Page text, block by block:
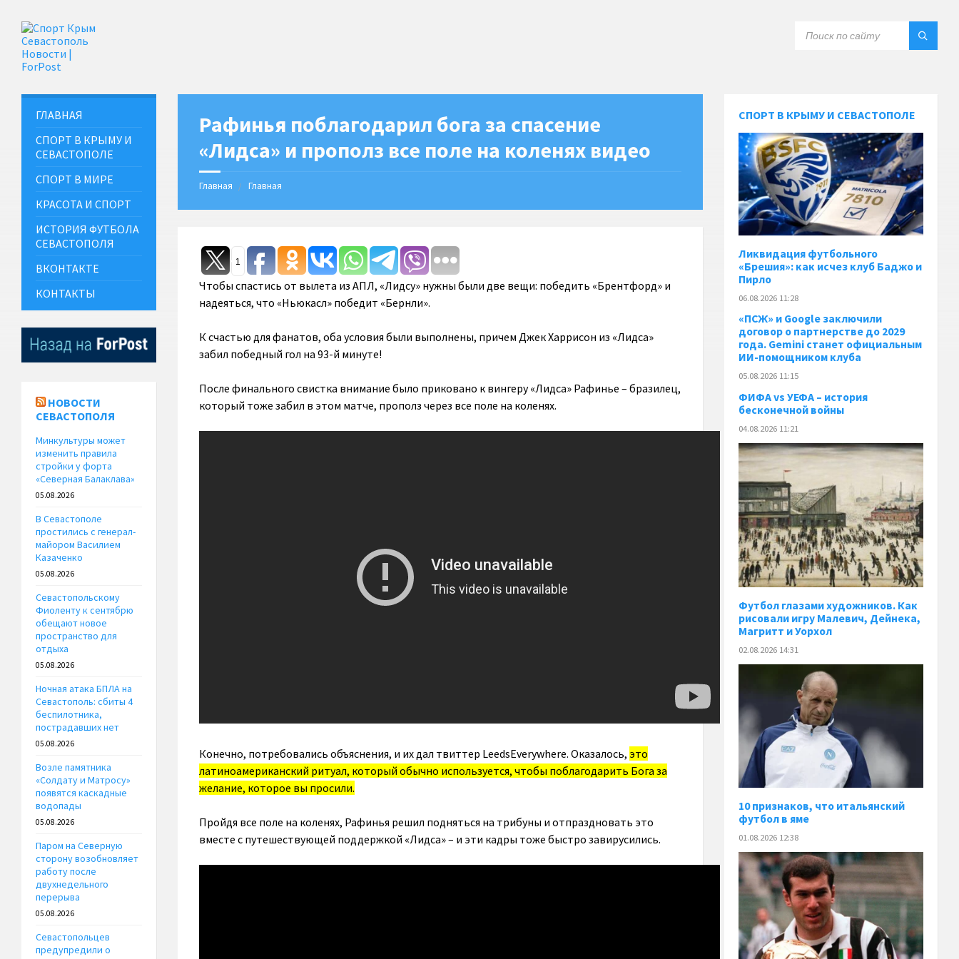
Рафинья поблагодарил бога за спасение
«Лидса» и прополз все поле на коленях видео
Главная Главная
1
Чтобы спастись от вылета из АПЛ, «Лидсу» нужны были две вещи: победить «Брентфорд» и
надеяться, что «Ньюкасл» победит «Бернли».
К счастью для фанатов, оба условия были выполнены, причем Джек Харрисон из «Лидса»
забил победный гол на 93-й минуте!
После финального свистка внимание было приковано к вингеру «Лидса» Рафинье – бразилец,
который тоже забил в этом матче, прополз через все поле на коленях.
Конечно, потребовались объяснения, и их дал твиттер LeedsEverywhere. Оказалось, это
латиноамериканский ритуал, который обычно используется, чтобы поблагодарить Бога за
желание, которое вы просили.
Пройдя все поле на коленях, Рафинья решил подняться на трибуны и отпраздновать это
вместе с путешествующей поддержкой «Лидса» – и эти кадры тоже быстро завирусились.
ГЛАВНАЯ
СПОРТ В КРЫМУ И
СЕВАСТОПОЛЕ
СПОРТ В МИРЕ
КРАСОТА И СПОРТ
ИСТОРИЯ ФУТБОЛА
СЕВАСТОПОЛЯ
ВКОНТАКТЕ
КОНТАКТЫ
НОВОСТИ
СЕВАСТОПОЛЯ
Минкультуры может
изменить правила
стройки у форта
«Северная Балаклава»
05.08.2026
В Севастополе
простились с генерал-
майором Василием
Казаченко
05.08.2026
Севастопольскому
Фиоленту к сентябрю
обещают новое
пространство для
отдыха
05.08.2026
Ночная атака БПЛА на
Севастополь: сбиты 4
беспилотника,
пострадавших нет
05.08.2026
Возле памятника
«Солдату и Матросу»
появятся каскадные
водопады
05.08.2026
Паром на Северную
сторону возобновляет
работу после
двухнедельного
перерыва
05.08.2026
Севастопольцев
предупредили о
СПОРТ В КРЫМУ И СЕВАСТОПОЛЕ
Ликвидация футбольного
«Брешия»: как исчез клуб Баджо и
Пирло
06.08.2026 11:28
«ПСЖ» и Google заключили
договор о партнерстве до 2029
года. Gemini станет официальным
ИИ-помощником клуба
05.08.2026 11:15
ФИФА vs УЕФА – история
бесконечной войны
04.08.2026 11:21
Футбол глазами художников. Как
рисовали игру Малевич, Дейнека,
Магритт и Уорхол
02.08.2026 14:31
10 признаков, что итальянский
футбол в яме
01.08.2026 12:38